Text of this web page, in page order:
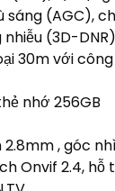
sáng (AGC),
(3D-
30m với
nhớ 256GB
, góc
Onvif 2.4, hỗ